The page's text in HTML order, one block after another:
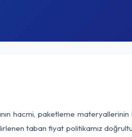
hacmi, paketleme materyallerinin
taban fiyat politikamız